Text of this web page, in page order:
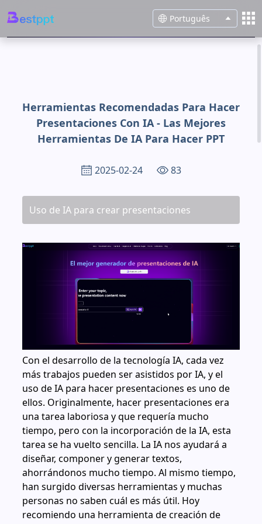
Português
Herramientas Recomendadas Para Hacer
Presentaciones Con IA - Las Mejores
Herramientas De IA Para Hacer PPT
2025-02-24 83
Uso de IA para crear presentaciones
Con el desarrollo de la tecnología IA, cada vez
más trabajos pueden ser asistidos por IA, y el
uso de IA para hacer presentaciones es uno de
ellos. Originalmente, hacer presentaciones era
una tarea laboriosa y que requería mucho
tiempo, pero con la incorporación de la IA, esta
tarea se ha vuelto sencilla. La IA nos ayudará a
diseñar, componer y generar textos,
ahorrándonos mucho tiempo. Al mismo tiempo,
han surgido diversas herramientas y muchas
personas no saben cuál es más útil. Hoy
recomiendo una herramienta de creación de